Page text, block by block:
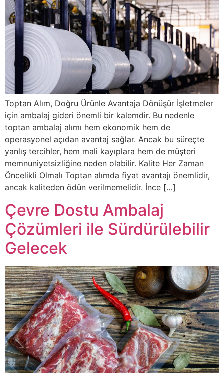
Toptan Alım, Doğru Ürünle Avantaja Dönüşür İşletmeler
için ambalaj gideri önemli bir kalemdir. Bu nedenle
toptan ambalaj alımı hem ekonomik hem de
operasyonel açıdan avantaj sağlar. Ancak bu süreçte
yanlış tercihler, hem mali kayıplara hem de müşteri
memnuniyetsizliğine neden olabilir. Kalite Her Zaman
Öncelikli Olmalı Toptan alımda fiyat avantajı önemlidir,
ancak kaliteden ödün verilmemelidir. İnce […]
Çevre Dostu Ambalaj
Çözümleri ile Sürdürülebilir
Gelecek